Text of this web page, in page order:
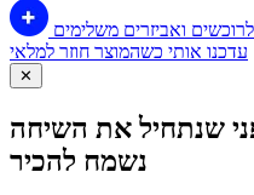
ואביזרים משלימים
עדכנו אותי כשהמוצר חוזר למלאי
✕
שנתחיל את השיחה
נשמח להכיר